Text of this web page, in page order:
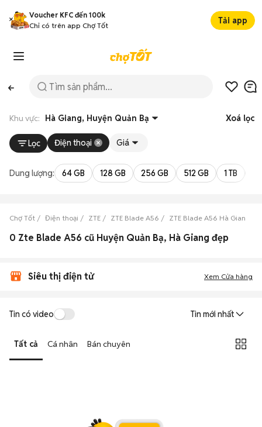
Voucher KFC đến 100k
Chỉ có trên app Chợ Tốt
Tải app
Khu vực: Hà Giang, Huyện Quản Bạ Xoá lọc
Lọc Điện thoại Giá
Dung lượng: 64 GB 128 GB 256 GB 512 GB 1 TB
Chợ Tốt Điện thoại ZTE ZTE Blade A56 ZTE Blade A56 Hà Giang
0 Zte Blade A56 cũ Huyện Quản Bạ, Hà Giang đẹp
Siêu thị điện tử Xem Cửa hàng
Tin có video Tin mới nhất
Tất cả Cá nhân Bán chuyên